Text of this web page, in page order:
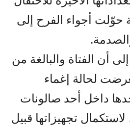
حوّلت أجواء الفرح إلى
أن الفتاة والبالغة من
تعرضت لحالة إغماء
داخل أحد صالونات
لاستكمال تجهيزاتها قبيل